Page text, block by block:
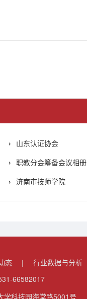
山东认证协会
职教分会筹备会议相册
济南市技师学院
态 | 行业数据与分析
66582017
学科技园海棠路5001号